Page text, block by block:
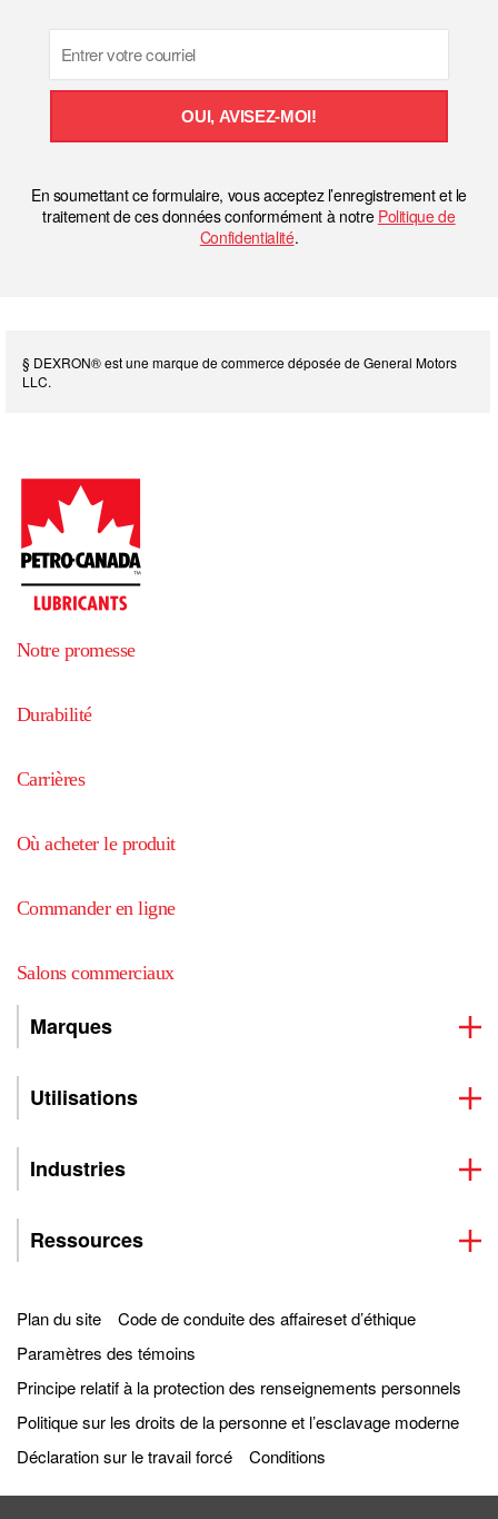
OUI, AVISEZ-MOI!
En soumettant ce formulaire, vous acceptez l’enregistrement et le
traitement de ces données conformément à notre Politique de
Confidentialité.
§ DEXRON® est une marque de commerce déposée de General Motors
LLC.
Notre promesse
Durabilité
Carrières
Où acheter le produit
Commander en ligne
Salons commerciaux
Marques
Utilisations
Industries
Ressources
Plan du site
Code de conduite des affaireset d’éthique
Paramètres des témoins
Principe relatif à la protection des renseignements personnels
Politique sur les droits de la personne et l’esclavage moderne
Déclaration sur le travail forcé
Conditions